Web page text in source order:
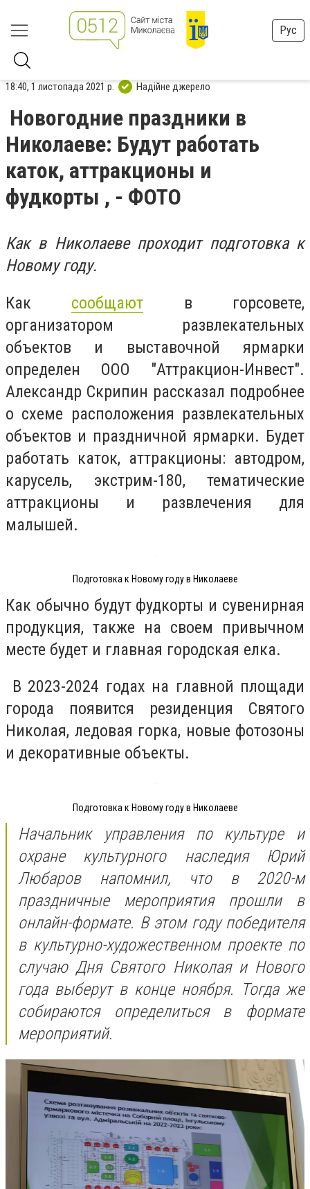
Рус
18:40, 1 листопада 2021 р. Надійне джерело
Новогодние праздники в
Николаеве: Будут работать
каток, аттракционы и
фудкорты , - ФОТО
Как в Николаеве проходит подготовка к
Новому году.
Как сообщают в горсовете,
организатором развлекательных
объектов и выставочной ярмарки
определен ООО "Аттракцион-Инвест".
Александр Скрипин рассказал подробнее
о схеме расположения развлекательных
объектов и праздничной ярмарки. Будет
работать каток, аттракционы: автодром,
карусель, экстрим-180, тематические
аттракционы и развлечения для
малышей.
Подготовка к Новому году в Николаеве
Как обычно будут фудкорты и сувенирная
продукция, также на своем привычном
месте будет и главная городская елка.
В 2023-2024 годах на главной площади
города появится резиденция Святого
Николая, ледовая горка, новые фотозоны
и декоративные объекты.
Подготовка к Новому году в Николаеве
Начальник управления по культуре и
охране культурного наследия Юрий
Любаров напомнил, что в 2020-м
праздничные мероприятия прошли в
онлайн-формате. В этом году победителя
в культурно-художественном проекте по
случаю Дня Святого Николая и Нового
года выберут в конце ноября. Тогда же
собираются определиться в формате
мероприятий.